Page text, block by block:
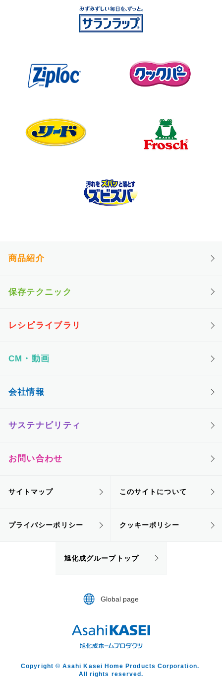
商品紹介
保存テクニック
レシピライブラリ
CM・動画
会社情報
サステナビリティ
お問い合わせ
サイトマップ このサイトについて
プライバシーポリシー クッキーポリシー
旭化成グループトップ
Global page
Copyright © Asahi Kasei Home Products Corporation.
All rights reserved.